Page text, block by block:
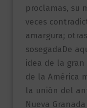
proclamas, su
veces
amargura;
sosegadaDe
idea de la
de la América
la unión del
Nueva